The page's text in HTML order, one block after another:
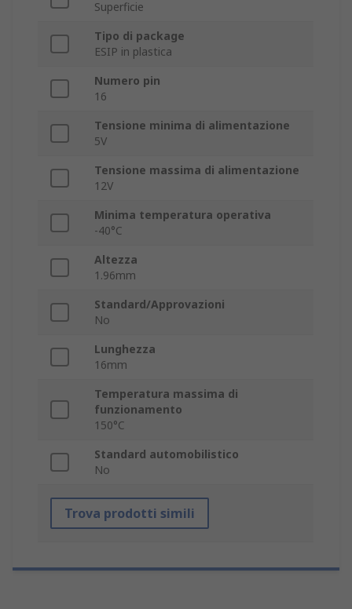
Superficie
Tipo di package
ESIP in plastica
Numero pin
16
Tensione minima di alimentazione
5V
Tensione massima di alimentazione
12V
Minima temperatura operativa
-40°C
Altezza
1.96mm
Standard/Approvazioni
No
Lunghezza
16mm
Temperatura massima di
funzionamento
150°C
Standard automobilistico
No
Trova prodotti simili